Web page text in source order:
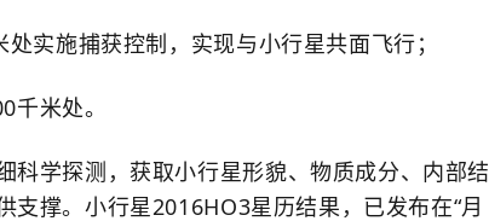
实施捕获控制，实现与小行星共面飞行；
米处。
科学探测，获取小行星形貌、物质成分、内部结
支撑。小行星2016HO3星历结果，已发布在“月